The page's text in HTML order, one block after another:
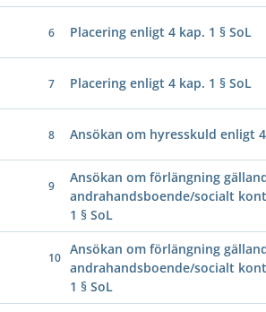
6 Placering enligt 4 kap. 1 § SoL
7 Placering enligt 4 kap. 1 § SoL
8 Ansökan om hyresskuld enligt 4
9
Ansökan om förlängning
andrahandsboende/socialt
1 § SoL
10
Ansökan om förlängning
andrahandsboende/socialt
1 § SoL